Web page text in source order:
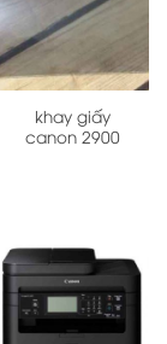
khay giấy
canon 2900